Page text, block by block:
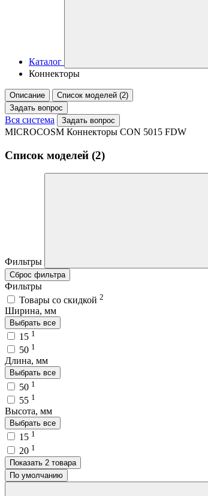
Каталог
Коннекторы
Описание
Список моделей (2)
Задать вопрос
Вся система Задать вопрос
MICROCOSM Коннекторы CON 5015 FDW
Список моделей (2)
Фильтры
Сброс фильтра
Фильтры
Товары со скидкой 2
Ширина, мм
Выбрать все
15 1
50 1
Длина, мм
Выбрать все
50 1
55 1
Высота, мм
Выбрать все
15 1
20 1
Показать 2 товара
По умолчанию